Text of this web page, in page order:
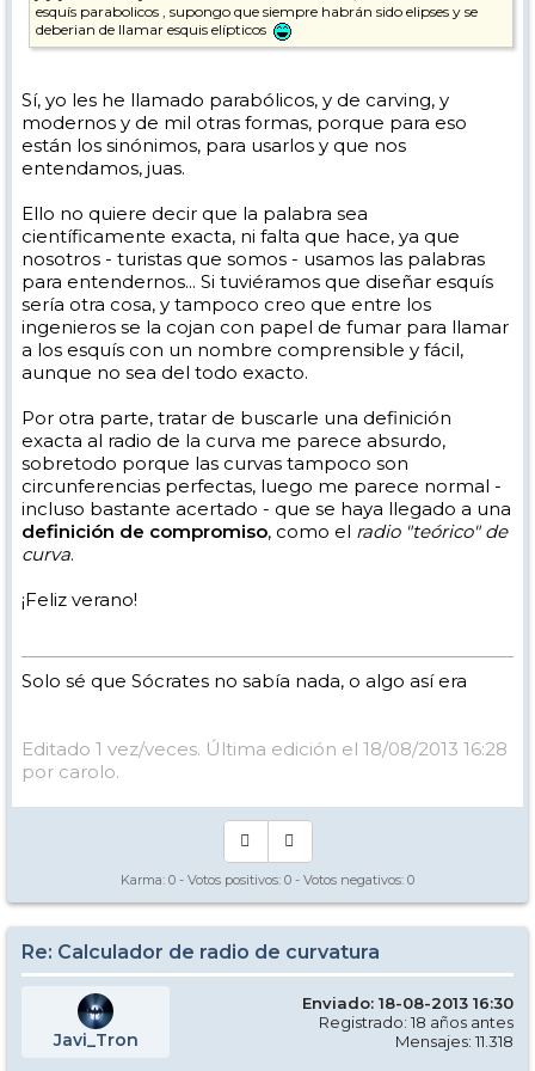
esquís parabolicos , supongo que siempre habrán sido elipses y se
deberian de llamar esquis elípticos
Sí, yo les he llamado parabólicos, y de carving, y
modernos y de mil otras formas, porque para eso
están los sinónimos, para usarlos y que nos
entendamos, juas.
Ello no quiere decir que la palabra sea
científicamente exacta, ni falta que hace, ya que
nosotros - turistas que somos - usamos las palabras
para entendernos... Si tuviéramos que diseñar esquís
sería otra cosa, y tampoco creo que entre los
ingenieros se la cojan con papel de fumar para llamar
a los esquís con un nombre comprensible y fácil,
aunque no sea del todo exacto.
Por otra parte, tratar de buscarle una definición
exacta al radio de la curva me parece absurdo,
sobretodo porque las curvas tampoco son
circunferencias perfectas, luego me parece normal -
incluso bastante acertado - que se haya llegado a una
definición de compromiso, como el radio "teórico" de
curva.
¡Feliz verano!
Solo sé que Sócrates no sabía nada, o algo así era
Editado 1 vez/veces. Última edición el 18/08/2013 16:28
por carolo.
Karma: 0 - Votos positivos: 0 - Votos negativos: 0
Re: Calculador de radio de curvatura
Javi_Tron
Enviado: 18-08-2013 16:30
Registrado: 18 años antes
Mensajes: 11.318